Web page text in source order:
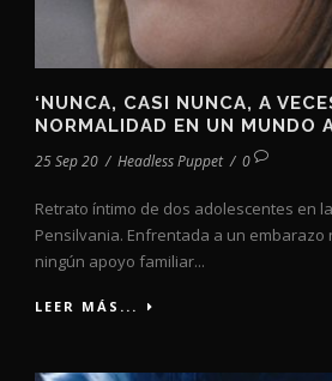
‘NUNCA, CASI NUNCA, A
NORMALIDAD EN UN MUNDO
25 Sep 20 / Headless Puppet / 0
Retrato íntimo de dos adolescentes en
Pensilvania. Enfrentada a un embarazo
ningún apoyo familiar...
LEER MÁS...